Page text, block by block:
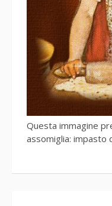
Questa immagine
assomiglia: impasto